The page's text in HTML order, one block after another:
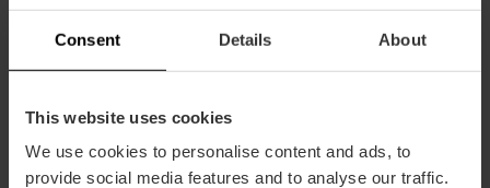
Consent Details About
This website uses cookies
We use cookies to personalise content and ads, to
provide social media features and to analyse our traffic.